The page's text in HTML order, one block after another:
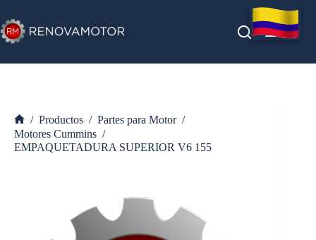
al
contenido
Inicio
/ Productos / Partes para Motor /
Motores Cummins /
EMPAQUETADURA SUPERIOR V6 155